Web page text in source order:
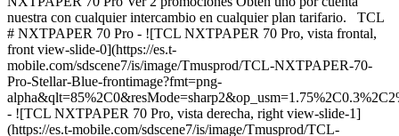
nuestra con cualquier intercambio en cualquier plan tarifario. TCL
# NXTPAPER 70 Pro - ![TCL NXTPAPER 70 Pro, vista frontal,
front view-slide-0](https://es.t-
mobile.com/sdscene7/is/image/Tmusprod/TCL-NXTPAPER-70-
Pro-Stellar-Blue-frontimage?fmt=png-
- ![TCL NXTPAPER 70 Pro, vista derecha, right view-slide-1]
(https://es.t-mobile.com/sdscene7/is/image/Tmusprod/TCL-